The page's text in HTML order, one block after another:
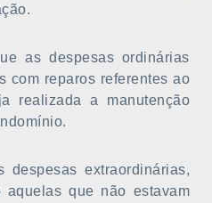
as despesas ordinárias
com reparos referentes ao
realizada a manutenção
despesas extraordinárias,
aquelas que não estavam